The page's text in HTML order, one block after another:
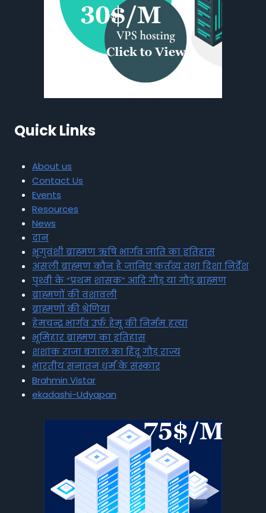
Quick Links
About us
Contact Us
Events
Resources
News
दान
भृगुवंशी ब्राह्मण ऋषि भार्गव जाति का इतिहास
असली ब्राह्मण कौन है जानिए कर्तव्य तथा दिशा निर्देश
पृथ्वी के “प्रथम शासक” आदि गौड़ या गौड़ ब्राह्मण
ब्राह्मणों की वंशावली
ब्राह्मणों की श्रेणियां
हेमचन्द्र भार्गव उर्फ हेमू की निर्मम हत्या
भूमिहार ब्राह्मण का इतिहास
शशांक राजा बंगाल का हिंदू गौड़ राज्य
भारतीय सनातन धर्म के संस्कार
Brahmin Vistar
ekadashi-Udyapan